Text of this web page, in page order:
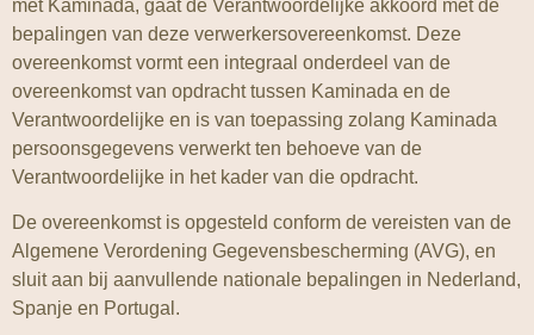
met Kaminada, gaat de Verantwoordelijke akkoord met de
bepalingen van deze verwerkersovereenkomst. Deze
overeenkomst vormt een integraal onderdeel van de
overeenkomst van opdracht tussen Kaminada en de
Verantwoordelijke en is van toepassing zolang Kaminada
persoonsgegevens verwerkt ten behoeve van de
Verantwoordelijke in het kader van die opdracht.
De overeenkomst is opgesteld conform de vereisten van de
Algemene Verordening Gegevensbescherming (AVG), en
sluit aan bij aanvullende nationale bepalingen in Nederland,
Spanje en Portugal.